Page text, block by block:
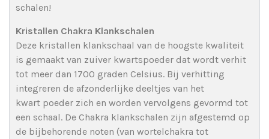
schalen!
Kristallen Chakra Klankschalen
Deze kristallen klankschaal van de hoogste kwaliteit
is gemaakt van zuiver kwartspoeder dat wordt verhit
tot meer dan 1700 graden Celsius. Bij verhitting
integreren de afzonderlijke deeltjes van het
kwart poeder zich en worden vervolgens gevormd tot
een schaal. De Chakra klankschalen zijn afgestemd op
de bijbehorende noten (van wortelchakra tot